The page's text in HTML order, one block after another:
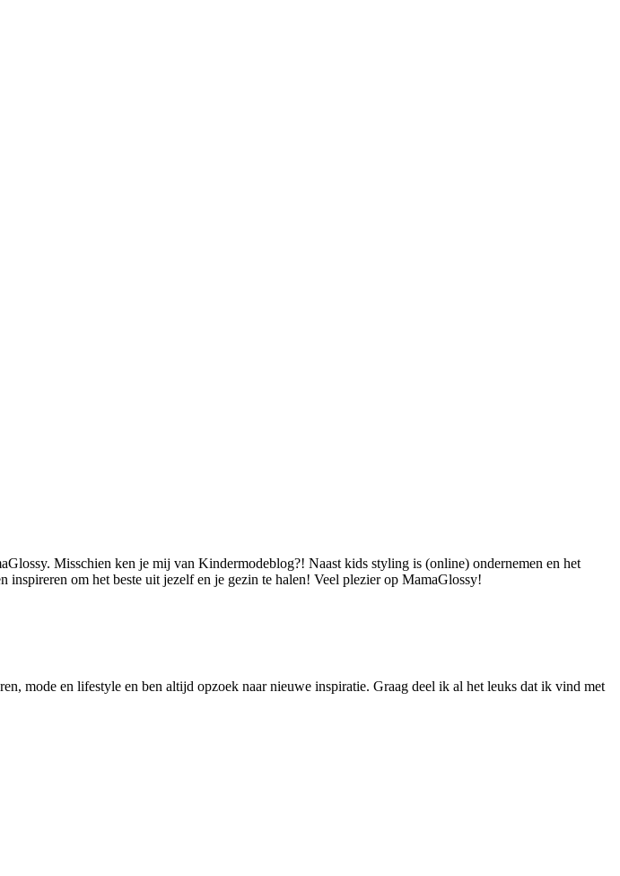
Misschien ken je mij van Kindermodeblog?! Naast kids styling is (online) ondernemen en het
om het beste uit jezelf en je gezin te halen! Veel plezier op MamaGlossy!
mode en lifestyle en ben altijd opzoek naar nieuwe inspiratie. Graag deel ik al het leuks dat ik vind met